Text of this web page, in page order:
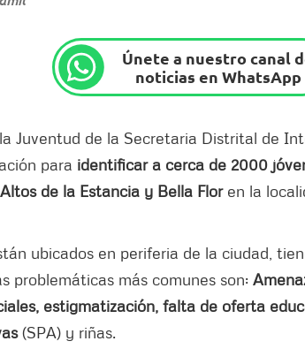
Únete a nuestro canal
noticias en WhatsApp
Juventud de la Secretaria Distrital de
para identificar a cerca de 2000
de la Estancia y Bella Flor en la
ubicados en periferia de la ciudad,
problemáticas más comunes son:
estigmatización, falta de oferta
(SPA) y riñas.